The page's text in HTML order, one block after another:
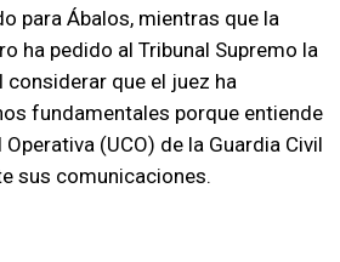
para Ábalos, mientras que la
ha pedido al Tribunal Supremo la
considerar que el juez ha
fundamentales porque entiende
(UCO) de la Guardia Civil
sus comunicaciones.